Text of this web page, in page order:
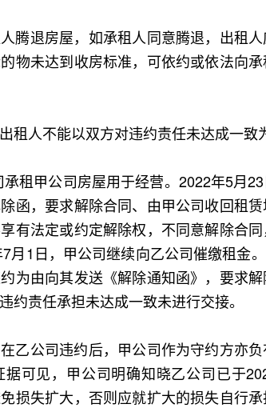
退房屋，如承租人同意腾退，出租人
物未达到收房标准，可依约或依法向
人不能以双方对违约责任未达成一致
甲公司房屋用于经营。2022年5月23
函，要求解除合同、由甲公司收回租赁
有法定或约定解除权，不同意解除合
月1日，甲公司继续向乙公司催缴租金
为由向其发送《解除通知函》，要求
约责任承担未达成一致未进行交接。
公司违约后，甲公司作为守约方亦负
可见，甲公司明确知晓乙公司已于
损失扩大，否则应就扩大的损失自行